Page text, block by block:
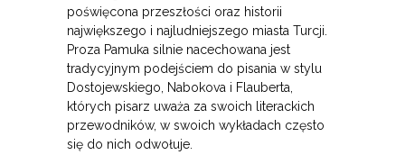
poświęcona przeszłości oraz historii
największego i najludniejszego miasta Turcji.
Proza Pamuka silnie nacechowana jest
tradycyjnym podejściem do pisania w stylu
Dostojewskiego, Nabokova i Flauberta,
których pisarz uważa za swoich literackich
przewodników, w swoich wykładach często
się do nich odwołuje.